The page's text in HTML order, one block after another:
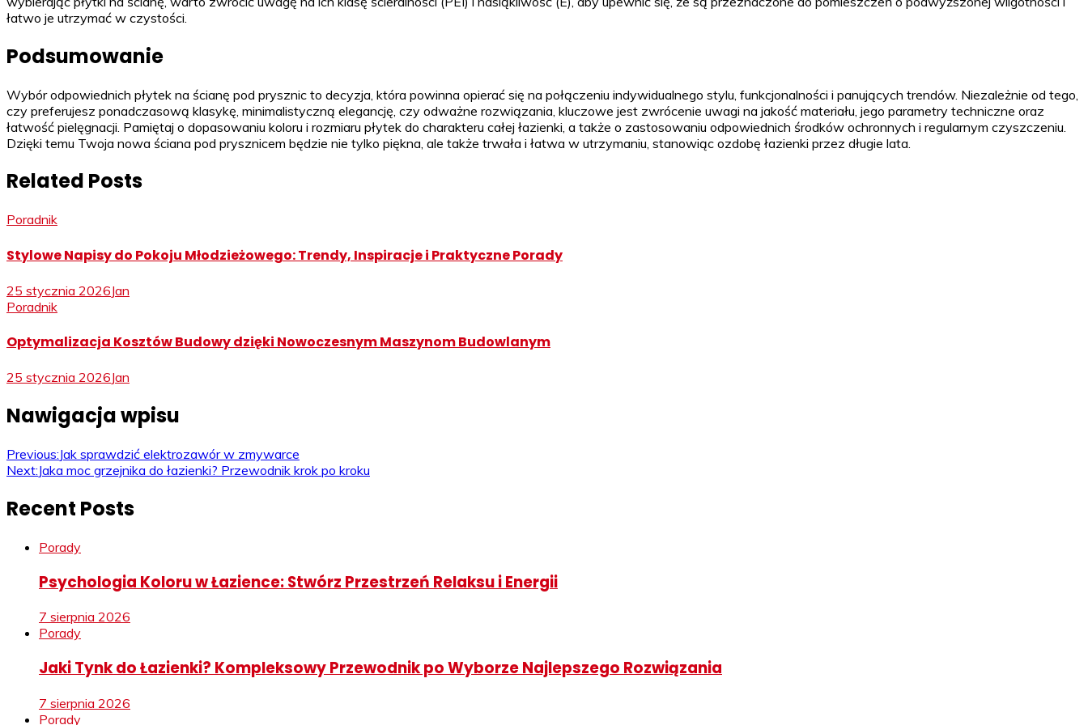
łatwo je utrzymać w czystości.
Podsumowanie
Wybór odpowiednich płytek na ścianę pod prysznic to decyzja, która powinna opierać się na połączeniu indywidualnego stylu, funkcjonalności i panujących trendów. Niezależnie od tego,
czy preferujesz ponadczasową klasykę, minimalistyczną elegancję, czy odważne rozwiązania, kluczowe jest zwrócenie uwagi na jakość materiału, jego parametry techniczne oraz
łatwość pielęgnacji. Pamiętaj o dopasowaniu koloru i rozmiaru płytek do charakteru całej łazienki, a także o zastosowaniu odpowiednich środków ochronnych i regularnym czyszczeniu.
Dzięki temu Twoja nowa ściana pod prysznicem będzie nie tylko piękna, ale także trwała i łatwa w utrzymaniu, stanowiąc ozdobę łazienki przez długie lata.
Related Posts
Poradnik
Stylowe Napisy do Pokoju Młodzieżowego: Trendy, Inspiracje i Praktyczne Porady
25 stycznia 2026Jan
Poradnik
Optymalizacja Kosztów Budowy dzięki Nowoczesnym Maszynom Budowlanym
25 stycznia 2026Jan
Nawigacja wpisu
Previous:Jak sprawdzić elektrozawór w zmywarce
Next:Jaka moc grzejnika do łazienki? Przewodnik krok po kroku
Recent Posts
Porady
Psychologia Koloru w Łazience: Stwórz Przestrzeń Relaksu i Energii
7 sierpnia 2026
Porady
Jaki Tynk do Łazienki? Kompleksowy Przewodnik po Wyborze Najlepszego Rozwiązania
7 sierpnia 2026
Porady